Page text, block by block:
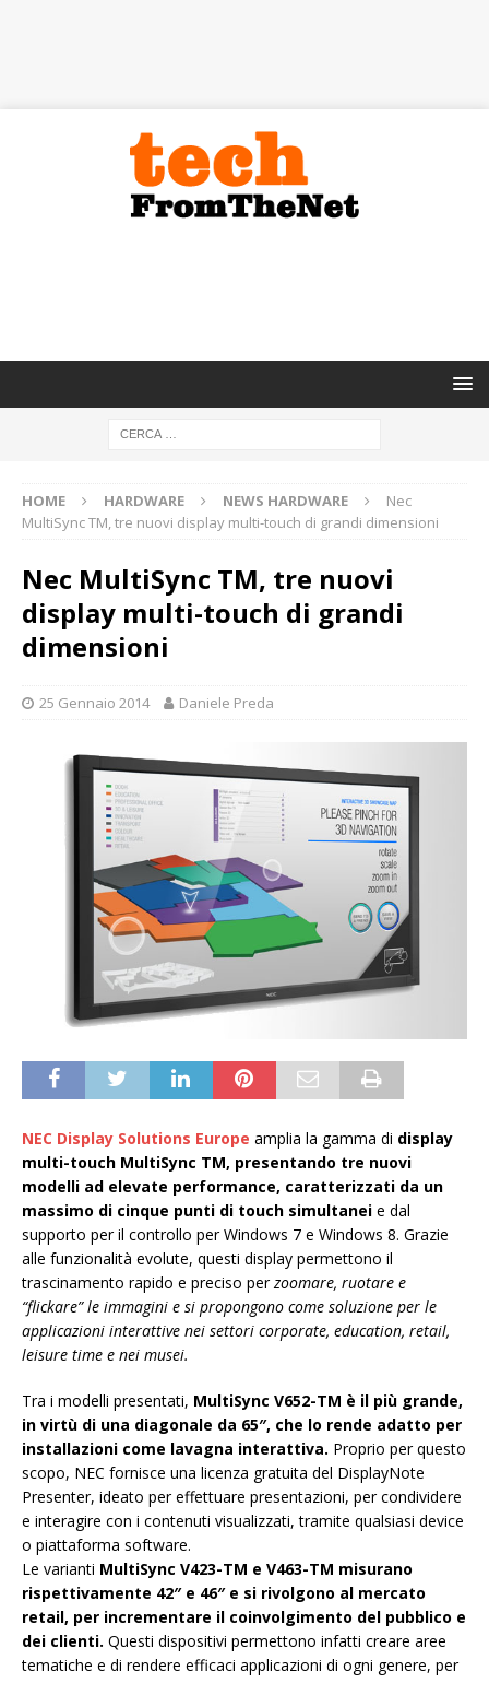
HOME HARDWARE NEWS HARDWARE
Nec
MultiSync TM, tre nuovi display multi-touch di grandi dimensioni
Nec MultiSync TM, tre nuovi
display multi-touch di grandi
dimensioni
25 Gennaio 2014 Daniele Preda
NEC Display Solutions Europe amplia la gamma di display
multi-touch MultiSync TM, presentando tre nuovi
modelli ad elevate performance, caratterizzati da un
massimo di cinque punti di touch simultanei e dal
supporto per il controllo per Windows 7 e Windows 8. Grazie
alle funzionalità evolute, questi display permettono il
trascinamento rapido e preciso perzoomare, ruotare e
“flickare” le immagini e si propongono come soluzione per le
applicazioni interattive nei settori corporate, education, retail,
leisure time e nei musei.
Tra i modelli presentati, MultiSync V652-TM è il più grande,
in virtù di una diagonale da 65″, che lo rende adatto per
installazioni come lavagna interattiva. Proprio per questo
scopo, NEC fornisce una licenza gratuita del DisplayNote
Presenter, ideato per effettuare presentazioni, per condividere
e interagire con i contenuti visualizzati, tramite qualsiasi device
o piattaforma software.
Le varianti MultiSync V423-TM e V463-TM misurano
rispettivamente 42″ e 46″ e si rivolgono al mercato
retail, per incrementare il coinvolgimento del pubblico e
dei clienti. Questi dispositivi permettono infatti creare aree
tematiche e di rendere efficaci applicazioni di ogni genere, per